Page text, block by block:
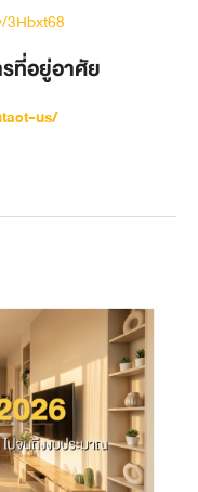
3Hbxt68
รที่อยู่อาศัย
us/